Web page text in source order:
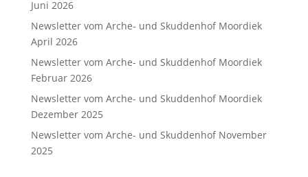
Juni 2026
Newsletter vom Arche- und Skuddenhof Moordiek
April 2026
Newsletter vom Arche- und Skuddenhof Moordiek
Februar 2026
Newsletter vom Arche- und Skuddenhof Moordiek
Dezember 2025
Newsletter vom Arche- und Skuddenhof November
2025